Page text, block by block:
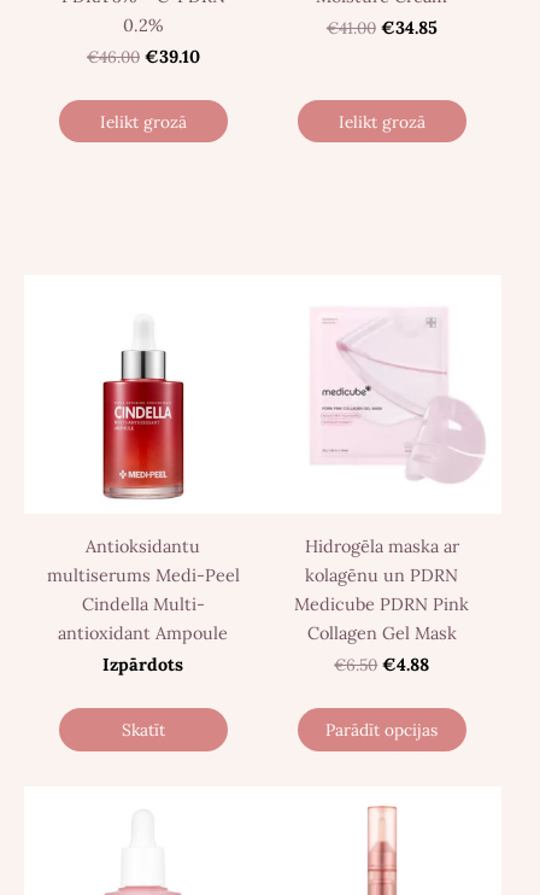
0.2%
€46.00 €39.10
Ielikt grozā
€41.00 €34.85
Ielikt grozā
Antioksidantu
multiserums Medi-Peel
Cindella Multi-
antioxidant Ampoule
Izpārdots
Skatīt
Hidrogēla maska ​​ar
kolagēnu un PDRN
Medicube PDRN Pink
Collagen Gel Mask
€6.50 €4.88
Parādīt opcijas